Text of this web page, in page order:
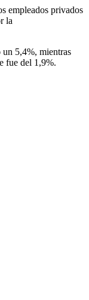
empleados privados
la
un 5,4%, mientras
fue del 1,9%.